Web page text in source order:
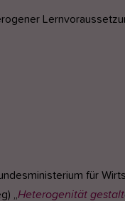
für
„ Heterogenität